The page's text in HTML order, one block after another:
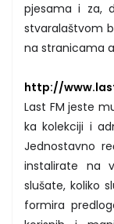
pjesama i za,
stvaralaštvom
na stranicama
http://
Last FM jeste
ka kolekciji i
Jednostavno
instalirate na
slušate, koliko
formira